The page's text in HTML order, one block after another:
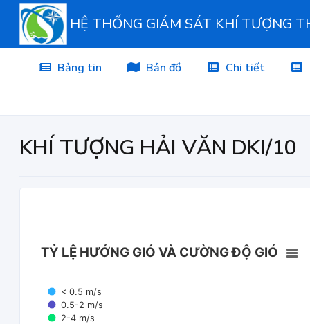
HỆ THỐNG GIÁM SÁT KHÍ TƯỢNG
Bảng tin Bản đồ Chi tiết
KHÍ TƯỢNG HẢI VĂN DKI/10
TỶ LỆ HƯỚNG GIÓ VÀ CƯỜNG ĐỘ GIÓ
< 0.5 m/s
0.5-2 m/s
2-4 m/s